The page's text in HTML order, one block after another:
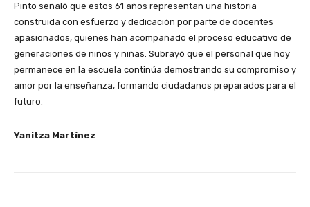
Pinto señaló que estos 61 años representan una historia
construida con esfuerzo y dedicación por parte de docentes
apasionados, quienes han acompañado el proceso educativo de
generaciones de niños y niñas. Subrayó que el personal que hoy
permanece en la escuela continúa demostrando su compromiso y
amor por la enseñanza, formando ciudadanos preparados para el
futuro.
Yanitza Martínez